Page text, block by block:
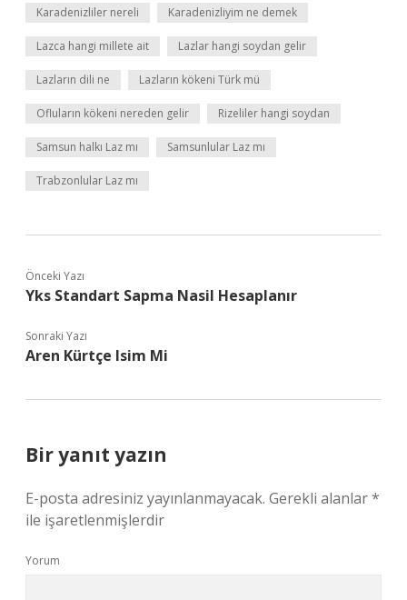
Karadenizliler nereli Karadenizliyim ne demek
Lazca hangi millete ait Lazlar hangi soydan gelir
Lazların dili ne Lazların kökeni Türk mü
Ofluların kökeni nereden gelir Rizeliler hangi soydan
Samsun halkı Laz mı Samsunlular Laz mı
Trabzonlular Laz mı
Önceki Yazı
Yks Standart Sapma Nasil Hesaplanır
Sonraki Yazı
Aren Kürtçe Isim Mi
Bir yanıt yazın
E-posta adresiniz yayınlanmayacak. Gerekli alanlar*
ile işaretlenmişlerdir
Yorum